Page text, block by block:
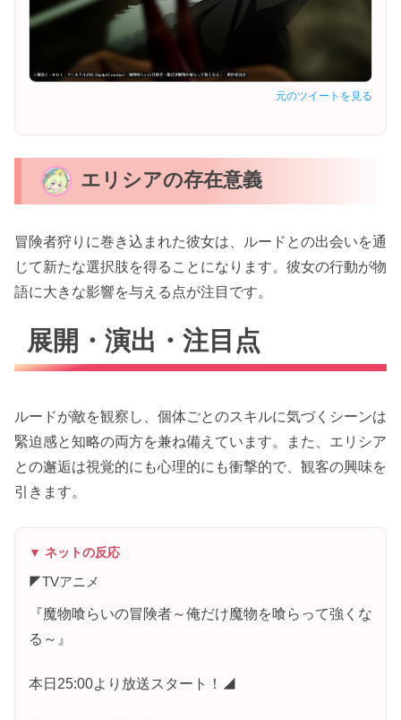
元のツイートを見る
エリシアの存在意義
冒険者狩りに巻き込まれた彼女は、ルードとの出会いを通
じて新たな選択肢を得ることになります。彼女の行動が物
語に大きな影響を与える点が注目です。
展開・演出・注目点
ルードが敵を観察し、個体ごとのスキルに気づくシーンは
緊迫感と知略の両方を兼ね備えています。また、エリシア
との邂逅は視覚的にも心理的にも衝撃的で、観客の興味を
引きます。
▼ ネットの反応
◤TVアニメ
『魔物喰らいの冒険者～俺だけ魔物を喰らって強くな
る～』
本日25:00より放送スタート！◢